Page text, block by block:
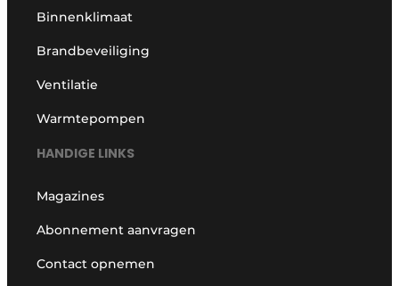
Binnenklimaat
Brandbeveiliging
Ventilatie
Warmtepompen
HANDIGE LINKS
Magazines
Abonnement aanvragen
Contact opnemen